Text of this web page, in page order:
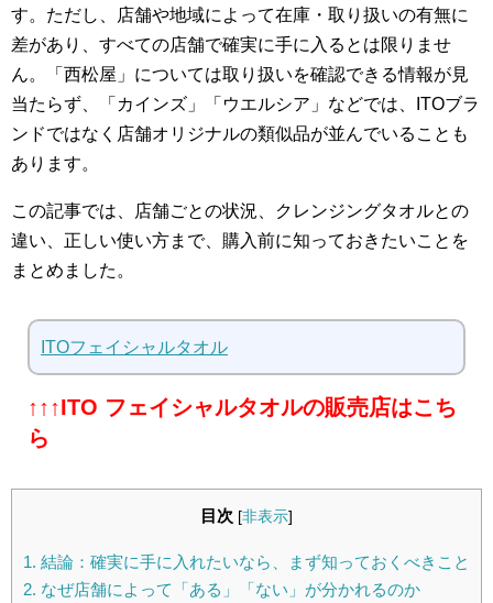
す。ただし、店舗や地域によって在庫・取り扱いの有無に
差があり、すべての店舗で確実に手に入るとは限りませ
ん。「西松屋」については取り扱いを確認できる情報が見
当たらず、「カインズ」「ウエルシア」などでは、ITOブラ
ンドではなく店舗オリジナルの類似品が並んでいることも
あります。
この記事では、店舗ごとの状況、クレンジングタオルとの
違い、正しい使い方まで、購入前に知っておきたいことを
まとめました。
ITOフェイシャルタオル
↑↑↑ITO フェイシャルタオルの販売店はこち
ら
目次 [非表示]
1. 結論：確実に手に入れたいなら、まず知っておくべきこと
2. なぜ店舗によって「ある」「ない」が分かれるのか